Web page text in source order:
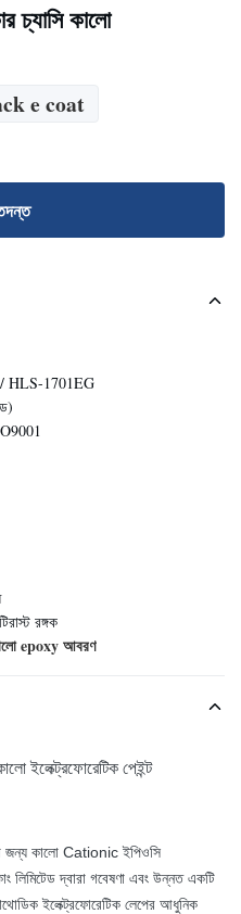
চ্যাসি কালো
e coat
HLS-1701EG
রঙ্গক
epoxy আবরণ
ইলেক্ট্রফোরেটিক পেইন্ট
কালো Cationic ইপিওসি
দ্বারা গবেষণা এবং উন্নত একটি
ইলেক্ট্রফোরেটিক লেপের আধুনিক